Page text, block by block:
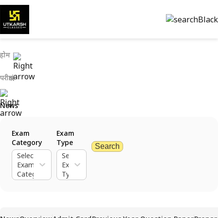
होम
परीक्षाएं
News
Exam
Category
Select
Exam
Category
Exam
Type
Select
Exam
Type
Search